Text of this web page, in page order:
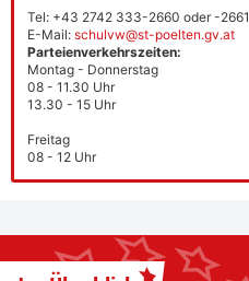
Tel: +43 2742 333-2660 oder -2661
E-Mail: schulvw@st-poelten.gv.at
Parteienverkehrszeiten:
Montag - Donnerstag
08 - 11.30 Uhr
13.30 - 15 Uhr
Freitag
08 - 12 Uhr